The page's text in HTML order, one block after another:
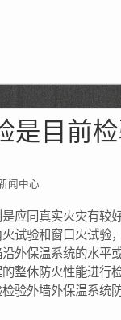
是目前
闻中心
应同真实火灾有较
试验和窗口火试验
外保温系统的水平
整休防火性能进行
验外墙外保温系统